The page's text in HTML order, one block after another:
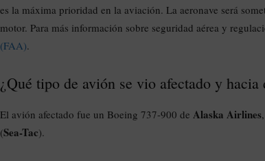
es la máxima prioridad en la aviación. La aeronave será
motor. Para más información sobre seguridad aérea y
(FAA).
¿Qué tipo de avión se vio afectado y hacia
El avión afectado fue un Boeing 737-900 de Alaska Airlines
(Sea-Tac).